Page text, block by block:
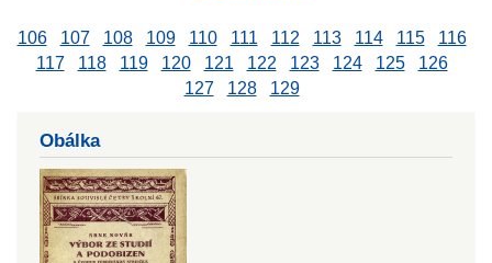
106 107 108 109 110 111 112 113 114 115
116
117
118 119 120 121 122 123 124 125
126
127
128 129
Obálka